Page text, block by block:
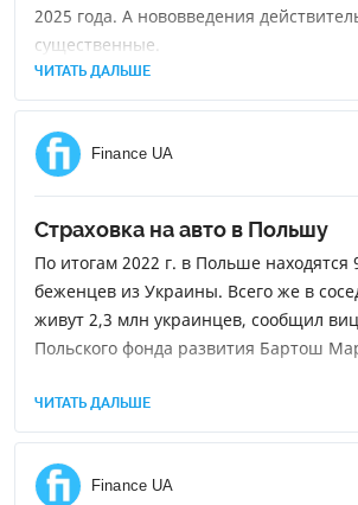
2025 года. А нововведения
существенные.
ЧИТАТЬ ДАЛЬШЕ
Finance UA
Страховка на авто в Польшу
По итогам 2022 г. в Польше находятся
беженцев из Украины. Всего же в
живут 2,3 млн украинцев, сообщил
Польского фонда развития Бартош
ЧИТАТЬ ДАЛЬШЕ
Finance UA